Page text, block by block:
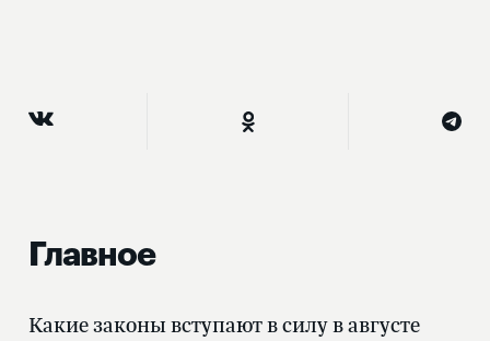
Главное
Какие законы вступают в силу в августе